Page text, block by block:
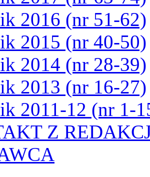
2016 (nr 51-62)
2015 (nr 40-50)
2014 (nr 28-39)
2013 (nr 16-27)
2011-12 (nr 1-
Z